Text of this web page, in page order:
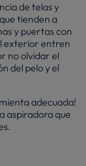
de telas y
tienden a
y puertas con
exterior entren
no olvidar el
del pelo y el
adecuada!
aspiradora que